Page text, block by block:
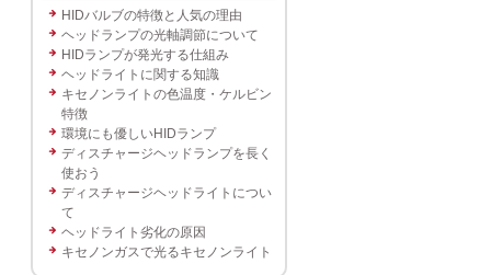
HIDバルブの特徴と人気の理由
ヘッドランプの光軸調節について
HIDランプが発光する仕組み
ヘッドライトに関する知識
キセノンライトの色温度・ケルビン
特徴
環境にも優しいHIDランプ
ディスチャージヘッドランプを長く
使おう
ディスチャージヘッドライトについ
て
ヘッドライト劣化の原因
キセノンガスで光るキセノンライト